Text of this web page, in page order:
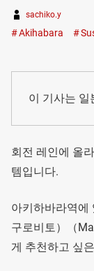
sachiko.y
Akihabara
이 기사는 일
회전 레인에 올
템입니다.
아키하바라역에
구로비토）（
게 추천하고 싶